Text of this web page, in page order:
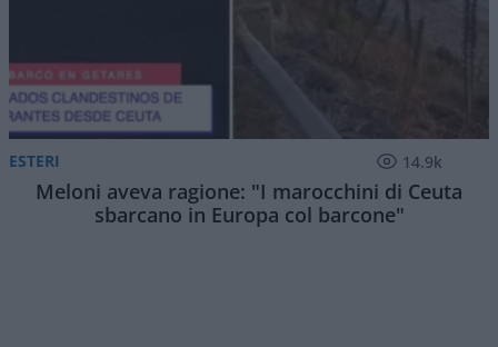
ESTERI 14.9k
Meloni aveva ragione: "I marocchini di Ceuta
sbarcano in Europa col barcone"